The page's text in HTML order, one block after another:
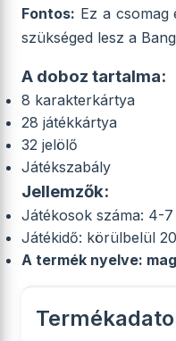
Fontos: Ez a csomag
szükséged lesz a
A doboz tartalma:
8 karakterkártya
28 játékkártya
32 jelölő
Játékszabály
Jellemzők:
Játékosok száma: 4-
Játékidő: körülbelül
A termék nyelve: